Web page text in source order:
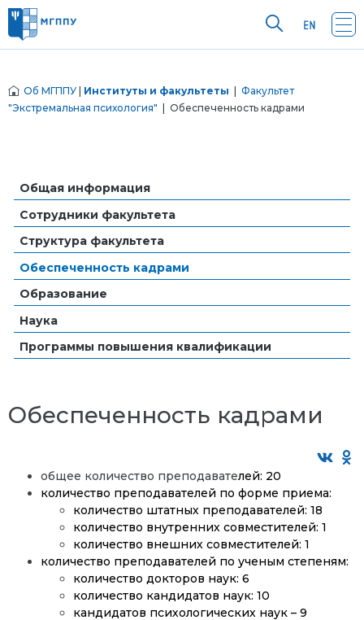
Об МГППУ Институты и факультеты
Факультет
"Экстремальная психология" | Обеспеченность кадрами
Общая информация
Сотрудники факультета
Структура факультета
Обеспеченность кадрами
Образование
Наука
Программы повышения квалификации
Обеспеченность кадрами
общее количество преподавателей: 20
количество преподавателей по форме приема:
количество штатных преподавателей: 18
количество внутренних совместителей: 1
количество внешних совместителей: 1
количество преподавателей по ученым степеням:
количество докторов наук: 6
количество кандидатов наук: 10
кандидатов психологических наук – 9